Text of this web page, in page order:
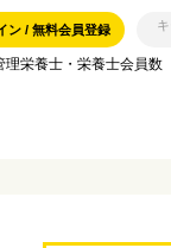
ン / 無料会員登録
栄養士・栄養士会